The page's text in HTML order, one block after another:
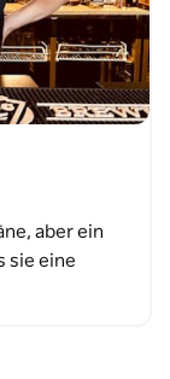
aber ein
sie eine